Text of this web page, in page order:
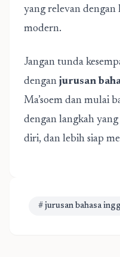
yang relevan
modern.
Jangan tunda
dengan jurusan
Ma’soem dan mulai
dengan langkah
diri, dan lebih siap
# jurusan bahasa